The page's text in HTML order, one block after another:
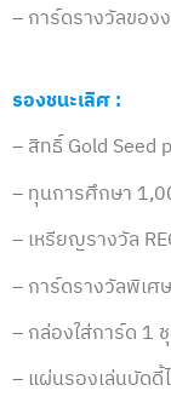
– การ์ดรางวัลของ
รองชนะเลิศ :
– สิทธิ์ Gold Seed
– ทุนการศึกษา
– เหรียญรางวัล
– การ์ดรางวัลพิเศ
– กล่องใส่การ์ด 1
– แผ่นรองเล่นบัด